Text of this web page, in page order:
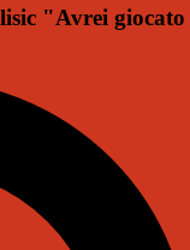
"Avrei giocato